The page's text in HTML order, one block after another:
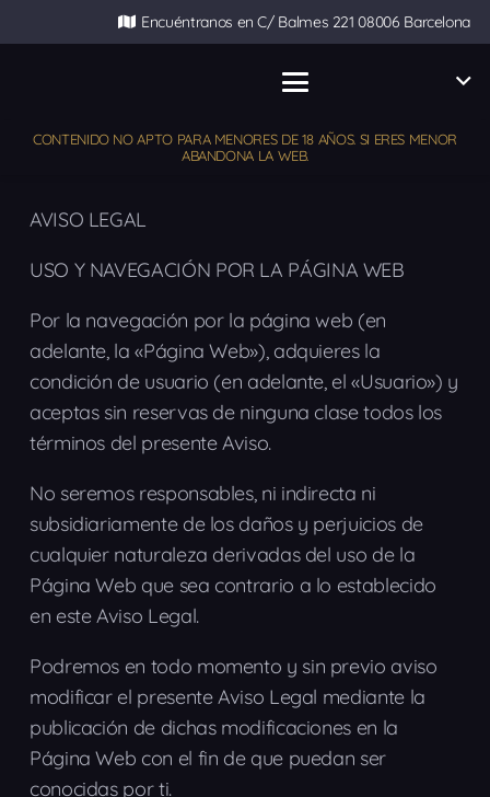
Encuéntranos en C/ Balmes 221 08006 Barcelona
CONTENIDO NO APTO PARA MENORES DE 18 AÑOS. SI ERES MENOR
ABANDONA LA WEB.
AVISO LEGAL
USO Y NAVEGACIÓN POR LA PÁGINA WEB
Por la navegación por la página web (en
adelante, la «Página Web»), adquieres la
condición de usuario (en adelante, el «Usuario») y
aceptas sin reservas de ninguna clase todos los
términos del presente Aviso.
No seremos responsables, ni indirecta ni
subsidiariamente de los daños y perjuicios de
cualquier naturaleza derivadas del uso de la
Página Web que sea contrario a lo establecido
en este Aviso Legal.
Podremos en todo momento y sin previo aviso
modificar el presente Aviso Legal mediante la
publicación de dichas modificaciones en la
Página Web con el fin de que puedan ser
conocidas por ti.